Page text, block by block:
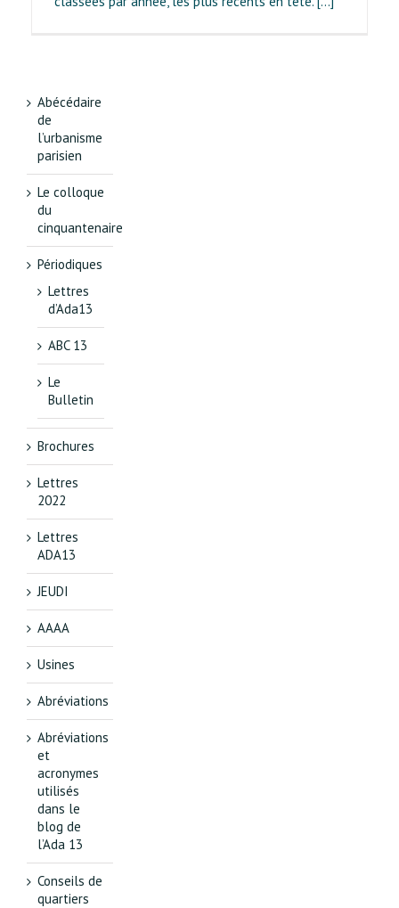
Abécédaire
de
l’urbanisme
parisien
Le colloque
du
cinquantenaire
Périodiques
Lettres
d’Ada13
ABC 13
Le
Bulletin
Brochures
Lettres
2022
Lettres
ADA13
JEUDI
AAAA
Usines
Abréviations
Abréviations
et
acronymes
utilisés
dans le
blog de
l’Ada 13
Conseils de
quartiers